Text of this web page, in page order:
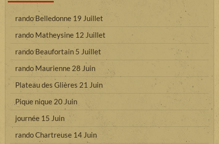
rando Belledonne 19 Juillet
rando Matheysine 12 Juillet
rando Beaufortain 5 Juillet
rando Maurienne 28 Juin
Plateau des Glières 21 Juin
Pique nique 20 Juin
journée 15 Juin
rando Chartreuse 14 Juin